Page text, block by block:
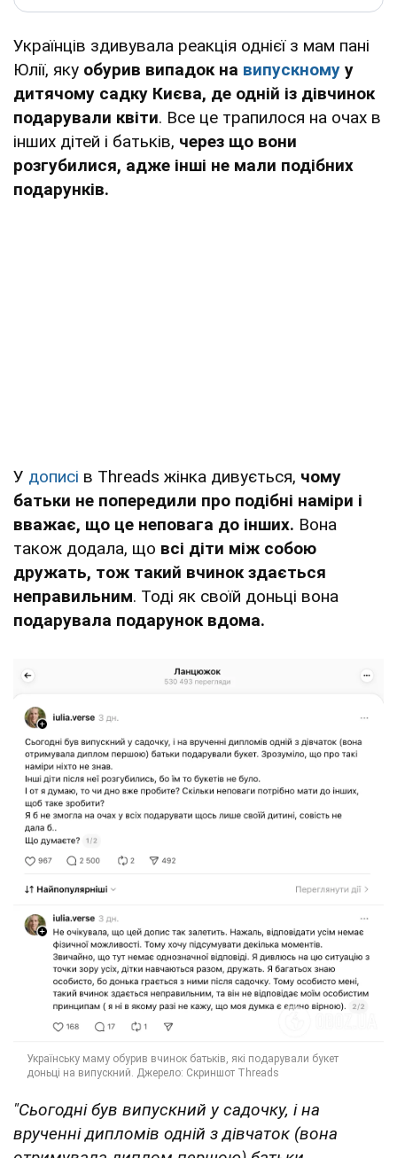
Українців здивувала реакція однієї з мам пані
Юлії, яку обурив випадок на випускному у
дитячому садку Києва, де одній із дівчинок
подарували квіти. Все це трапилося на очах в
інших дітей і батьків, через що вони
розгубилися, адже інші не мали подібних
подарунків.
У дописі в Threads жінка дивується, чому
батьки не попередили про подібні наміри і
вважає, що це неповага до інших. Вона
також додала, що всі діти між собою
дружать, тож такий вчинок здається
неправильним. Тоді як своїй доньці вона
подарувала подарунок вдома.
"Сьогодні був випускний у садочку, і на
врученні дипломів одній з дівчаток (вона